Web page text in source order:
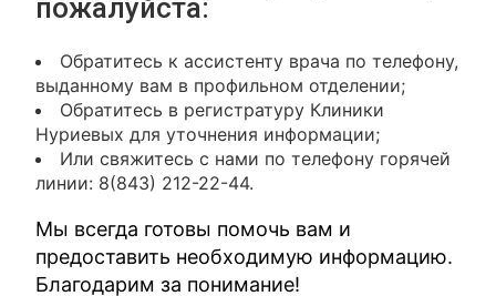
пожалуйста:
Обратитесь к ассистенту врача по телефону,
выданному вам в профильном отделении;
Обратитесь в регистратуру Клиники
Нуриевых для уточнения информации;
Или свяжитесь с нами по телефону горячей
линии: 8(843) 212-22-44.
Мы всегда готовы помочь вам и
предоставить необходимую информацию.
Благодарим за понимание!